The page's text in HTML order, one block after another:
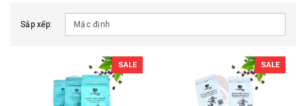
Sắp xếp:
SALE SALE